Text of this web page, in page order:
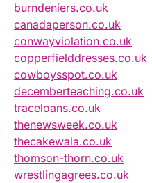
burndeniers.co.uk
canadaperson.co.uk
conwayviolation.co.uk
copperfielddresses.co.uk
cowboysspot.co.uk
decemberteaching.co.uk
traceloans.co.uk
thenewsweek.co.uk
thecakewala.co.uk
thomson-thorn.co.uk
wrestlingagrees.co.uk